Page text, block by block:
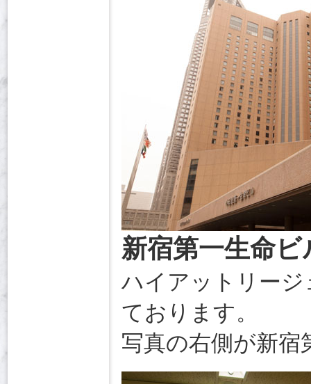
新宿第一生命
ハイアットリー
ております。
写真の右側が新宿